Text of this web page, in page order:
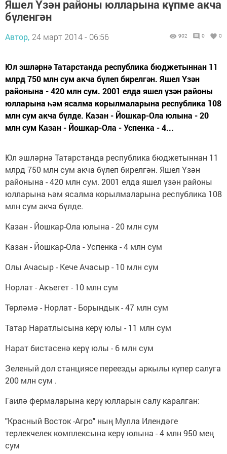
Яшел Үзән районы юлларына күпме акча
бүленгән
Автор, 24 март 2014 - 06:56 902 0 0
Юл эшләрнә Татарстанда республика бюджетыннан 11
млрд 750 млн сум акча бүлеп бирелгән. Яшел Үзән
районына - 420 млн сум. 2001 елда яшел үзән районы
юлларына һәм ясалма корылмаларына республика 108
млн сум акча бүлде. Казан - Йошкар-Ола юлына - 20
млн сум Казан - Йошкар-Ола - Успенка - 4...
Юл эшләрнә Татарстанда республика бюджетыннан 11
млрд 750 млн сум акча бүлеп бирелгән. Яшел Үзән
районына - 420 млн сум. 2001 елда яшел үзән районы
юлларына һәм ясалма корылмаларына республика 108
млн сум акча бүлде.
Казан - Йошкар-Ола юлына - 20 млн сум
Казан - Йошкар-Ола - Успенка - 4 млн сум
Олы Ачасыр - Кече Ачасыр - 10 млн сум
Норлат - Акъегет - 10 млн сум
Төрләмә - Норлат - Борындык - 47 млн сум
Татар Наратлысына керү юлы - 11 млн сум
Нарат бистәсенә керү юлы - 6 млн сум
Зеленый дол станциясе переезды аркылы күпер салуга
200 млн сум .
Гаилә фермаларына керү юлларын салу каралган:
"Красный Восток -Агро" ның Мулла Илендәге
терлекчелек комплексына керү юлына - 4 млн 950 мең
сум